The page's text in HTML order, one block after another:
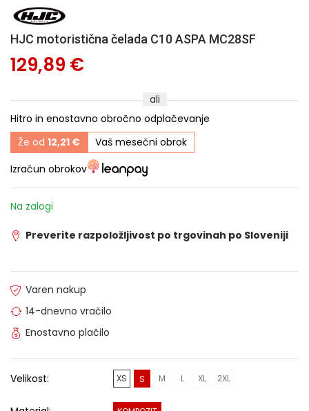
HJC motoristična čelada C10 ASPA MC28SF
129,89 €
ali
Hitro in enostavno obročno odplačevanje
Že od 12,21 €
Vaš mesečni obrok
Izračun obrokov
Na zalogi
Preverite razpoložljivost po trgovinah po Sloveniji
Varen nakup
14-dnevno vračilo
Enostavno plačilo
Velikost: XS S M L XL 2XL